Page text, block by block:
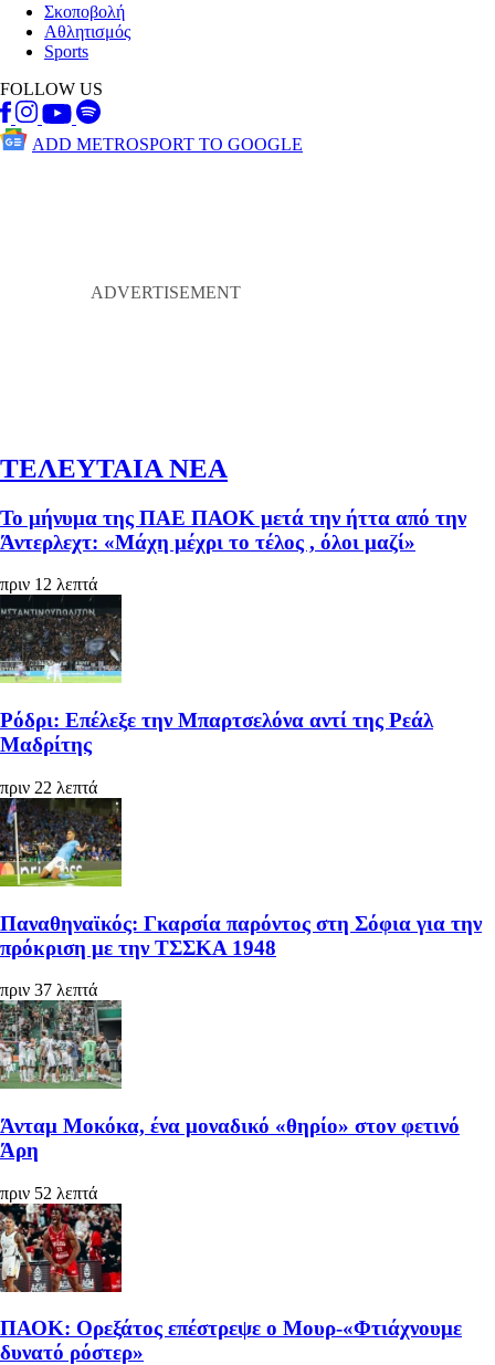
Σκοποβολή
Αθλητισμός
Sports
FOLLOW US
ADD METROSPORT TO GOOGLE
ΤΕΛΕΥΤΑΙΑ ΝΕΑ
Το μήνυμα της ΠΑΕ ΠΑΟΚ μετά την ήττα από την
Άντερλεχτ: «Μάχη μέχρι το τέλος , όλοι μαζί»
πριν 12 λεπτά
Ρόδρι: Επέλεξε την Μπαρτσελόνα αντί της Ρεάλ
Μαδρίτης
πριν 22 λεπτά
Παναθηναϊκός: Γκαρσία παρόντος στη Σόφια για την
πρόκριση με την ΤΣΣΚΑ 1948
πριν 37 λεπτά
Άνταμ Μοκόκα, ένα μοναδικό «θηρίο» στον φετινό
Άρη
πριν 52 λεπτά
ΠΑΟΚ: Ορεξάτος επέστρεψε ο Μουρ-«Φτιάχνουμε
δυνατό ρόστερ»